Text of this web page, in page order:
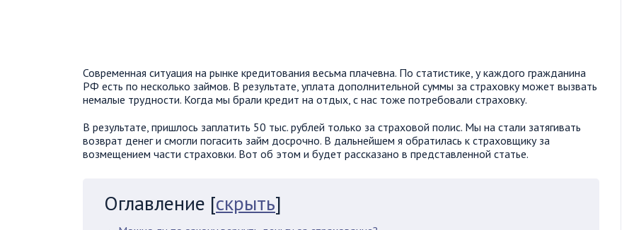
Современная ситуация на рынке кредитования весьма плачевна. По статистике, у каждого гражданина
РФ есть по несколько займов. В результате, уплата дополнительной суммы за страховку может вызвать
немалые трудности. Когда мы брали кредит на отдых, с нас тоже потребовали страховку.
В результате, пришлось заплатить 50 тыс. рублей только за страховой полис. Мы на стали затягивать
возврат денег и смогли погасить займ досрочно. В дальнейшем я обратилась к страховщику за
возмещением части страховки. Вот об этом и будет рассказано в представленной статье.
Оглавление [скрыть]